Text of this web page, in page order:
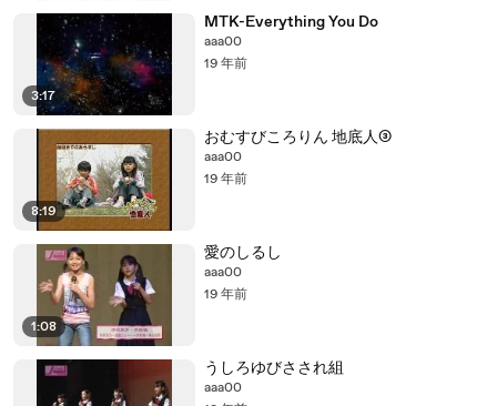
3:17
MTK-Everything You Do
aaa00
19 年前
8:19
おむすびころりん 地底人③
aaa00
19 年前
1:08
愛のしるし
aaa00
19 年前
うしろゆびさされ組
aaa00